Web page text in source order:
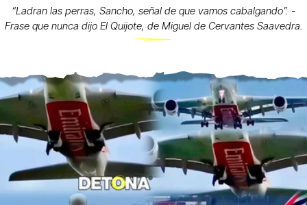
“Ladran las perras, Sancho, señal de que vamos cabalgando”. -
Frase que nunca dijo El Quijote, de Miguel de Cervantes Saavedra.